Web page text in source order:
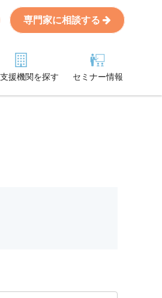
専門家に相談する
援機関を探す セミナー情報